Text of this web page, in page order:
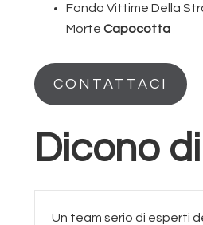
Fondo Vittime Della
MorteCapocotta
CONTATTACI
Dicono
Un team serio di esperti